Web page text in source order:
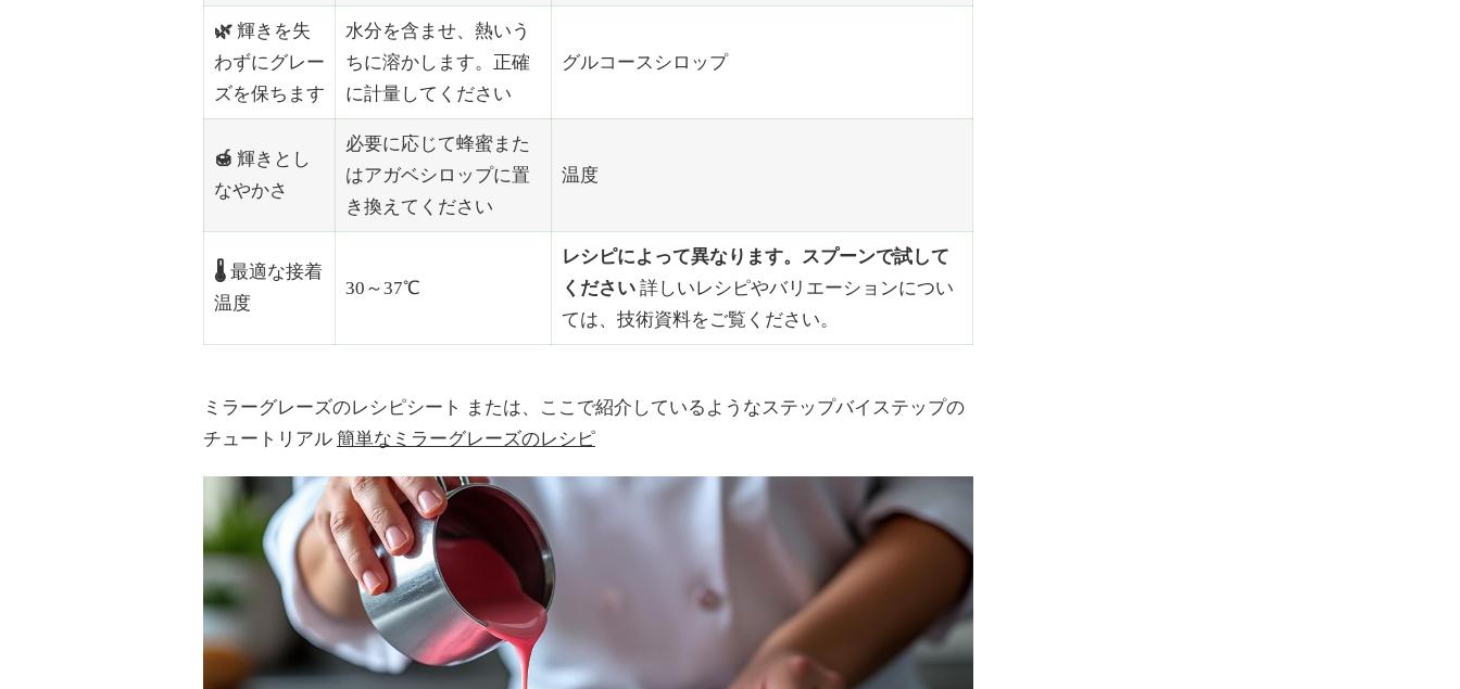
🌿輝きを失
わずにグレー
ズを保ちます
水分を含ませ、熱いう
ちに溶かします。正確
に計量してください
グルコースシロップ
🍯 輝きとし
なやかさ
必要に応じて蜂蜜また
はアガベシロップに置
き換えてください
温度
🌡️最適な接着
温度
30～37℃
レシピによって異なります。スプーンで試して
ください詳しいレシピやバリエーションについ
ては、技術資料をご覧ください。
ミラーグレーズのレシピシート または、ここで紹介しているようなステップバイステップの
チュートリアル 簡単なミラーグレーズのレシピ